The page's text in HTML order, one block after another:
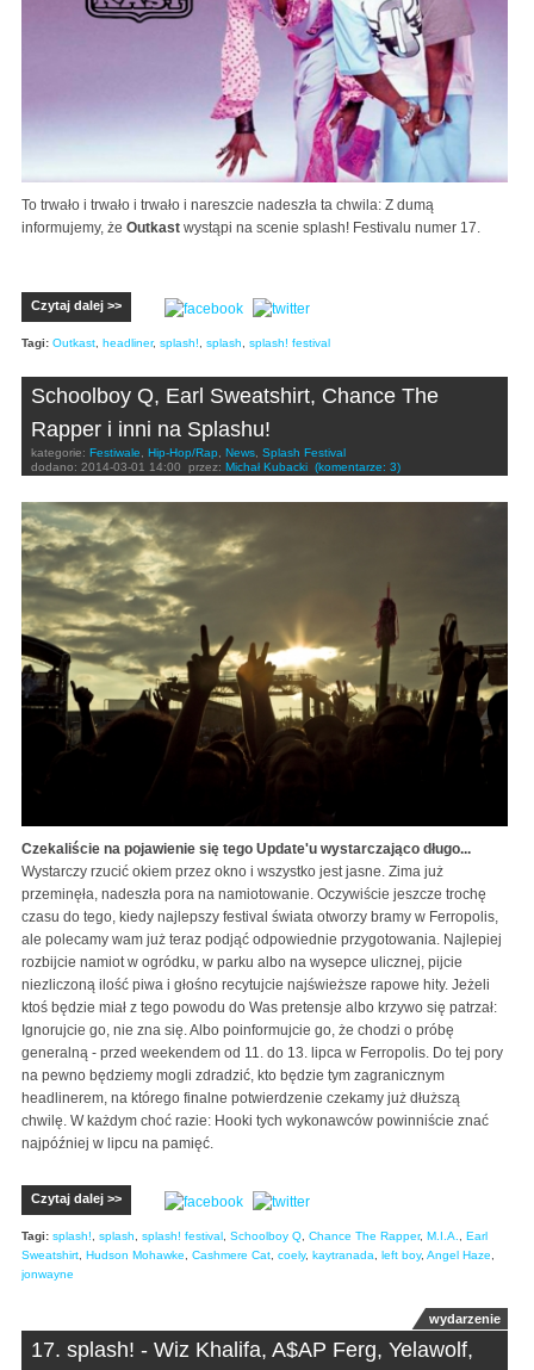
To trwało i trwało i trwało i nareszcie nadeszła ta chwila: Z dumą
informujemy, że Outkast wystąpi na scenie splash! Festivalu numer 17.
Czytaj dalej >>
Tagi: Outkast headliner, splash! splash splash! festival
Schoolboy Q, Earl Sweatshirt, Chance The
Rapper i inni na Splashu!
kategorie: Festiwale Hip-Hop/Rap News Splash Festival
dodano: 2014-03-01 14:00 przez: Michał Kubacki (komentarze: 3)
Czekaliście na pojawienie się tego Update'u wystarczająco długo...
Wystarczy rzucić okiem przez okno i wszystko jest jasne. Zima już
przeminęła, nadeszła pora na namiotowanie. Oczywiście jeszcze trochę
czasu do tego, kiedy najlepszy festival świata otworzy bramy w Ferropolis,
ale polecamy wam już teraz podjąć odpowiednie przygotowania. Najlepiej
rozbijcie namiot w ogródku, w parku albo na wysepce ulicznej, pijcie
niezliczoną ilość piwa i głośno recytujcie najświeższe rapowe hity. Jeżeli
ktoś będzie miał z tego powodu do Was pretensje albo krzywo się patrzał:
Ignorujcie go, nie zna się. Albo poinformujcie go, że chodzi o próbę
generalną - przed weekendem od 11. do 13. lipca w Ferropolis. Do tej pory
na pewno będziemy mogli zdradzić, kto będzie tym zagranicznym
headlinerem, na którego finalne potwierdzenie czekamy już dłuższą
chwilę. W każdym choć razie: Hooki tych wykonawców powinniście znać
najpóźniej w lipcu na pamięć.
Czytaj dalej >>
Tagi: splash! splash splash! festival Schoolboy Q Chance The Rapper, M.I.A.
Earl
Sweatshirt Hudson Mohawke Cashmere Cat coely, kaytranada left boy, Angel Haze
jonwayne
wydarzenie
17. splash! - Wiz Khalifa, A$AP Ferg, Yelawolf,